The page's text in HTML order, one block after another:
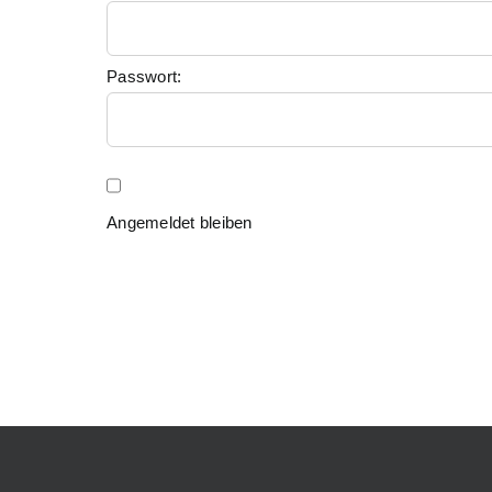
Passwort:
Angemeldet bleiben